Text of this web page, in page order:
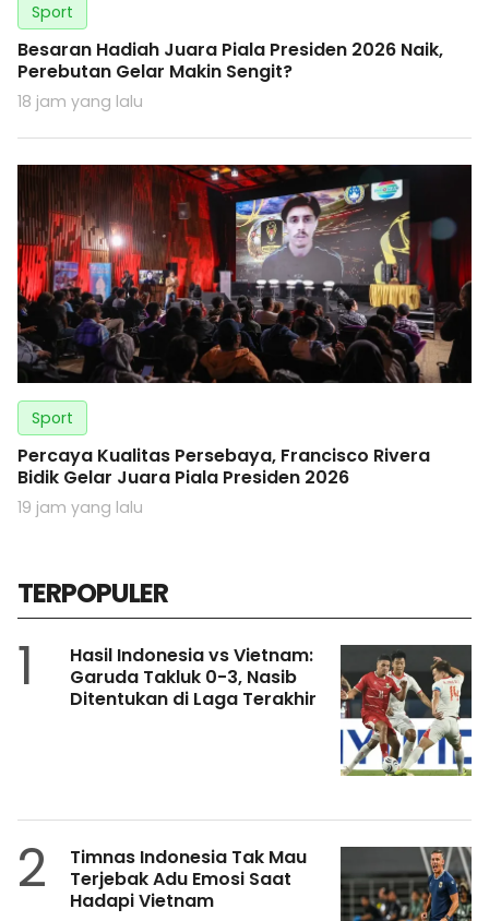
Sport
Besaran Hadiah Juara Piala Presiden 2026 Naik,
Perebutan Gelar Makin Sengit?
18 jam yang lalu
Sport
Percaya Kualitas Persebaya, Francisco Rivera
Bidik Gelar Juara Piala Presiden 2026
19 jam yang lalu
TERPOPULER
1
Hasil Indonesia vs Vietnam:
Garuda Takluk 0-3, Nasib
Ditentukan di Laga Terakhir
2
Timnas Indonesia Tak Mau
Terjebak Adu Emosi Saat
Hadapi Vietnam